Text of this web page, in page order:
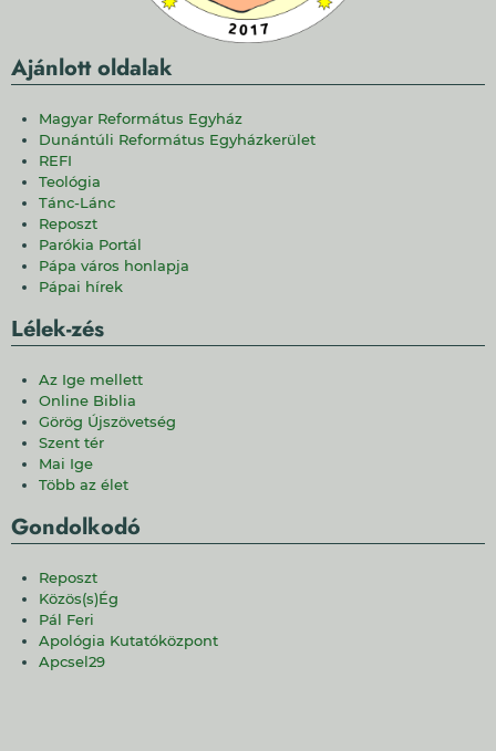
Ajánlott oldalak
Magyar Református Egyház
Dunántúli Református Egyházkerület
REFI
Teológia
Tánc-Lánc
Reposzt
Parókia Portál
Pápa város honlapja
Pápai hírek
Lélek-zés
Az Ige mellett
Online Biblia
Görög Újszövetség
Szent tér
Mai Ige
Több az élet
Gondolkodó
Reposzt
Közös(s)Ég
Pál Feri
Apológia Kutatóközpont
Apcsel29